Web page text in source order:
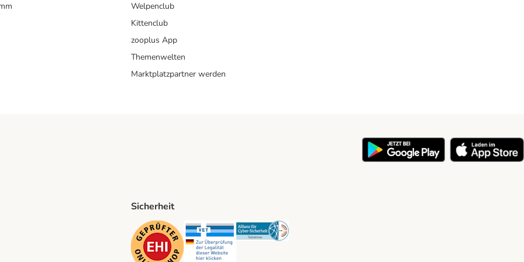
Welpenclub
Kittenclub
zooplus App
Themenwelten
Marktplatzpartner werden
Method
Sicherheit
Security Security Security